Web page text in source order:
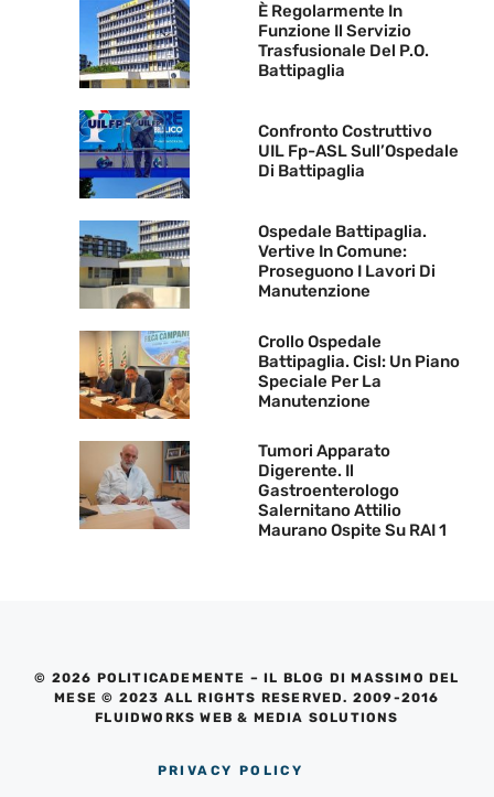
È Regolarmente In
Funzione Il Servizio
Trasfusionale Del P.O.
Battipaglia
Confronto Costruttivo
UIL Fp-ASL Sull’Ospedale
Di Battipaglia
Ospedale Battipaglia.
Vertive In Comune:
Proseguono I Lavori Di
Manutenzione
Crollo Ospedale
Battipaglia. Cisl: Un Piano
Speciale Per La
Manutenzione
Tumori Apparato
Digerente. Il
Gastroenterologo
Salernitano Attilio
Maurano Ospite Su RAI 1
© 2026 POLITICADEMENTE – IL BLOG DI MASSIMO DEL
MESE © 2023 ALL RIGHTS RESERVED. 2009-2016
FLUIDWORKS WEB & MEDIA SOLUTIONS
PRIVACY POLICY